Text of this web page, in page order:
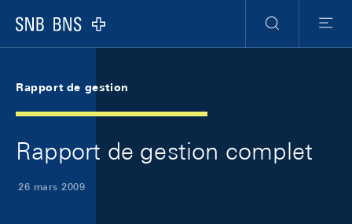
Logo
RechercheMenu
Rapport de gestion
Rapport de gestion complet
26 mars 2009